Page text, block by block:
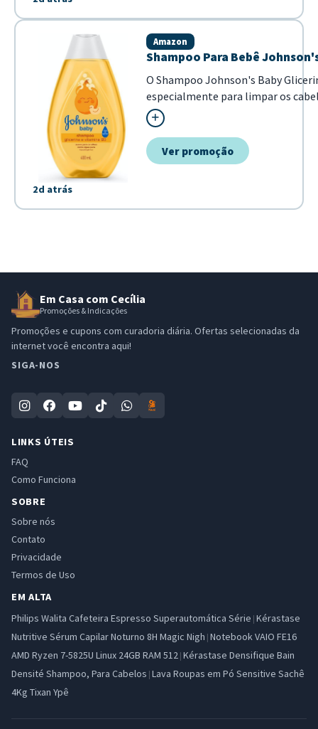
2d atrás
Shampoo Para Bebê
Amazon
O Shampoo Johnson's Baby
especialmente para limpar os
bebe de forma delicada e segura.
de Lagrimas, o produto e tao
garantindo um banho li...
Ver promoção
Em Casa com Cecília
Promoções & Indicações
Promoções e cupons com curadoria diária. Ofertas selecionadas da
internet você encontra aqui!
SIGA-NOS
LINKS ÚTEIS
FAQ
Como Funciona
SOBRE
Sobre nós
Contato
Privacidade
Termos de Uso
EM ALTA
Philips Walita Cafeteira Espresso Superautomática Série | Kérastase
Nutritive Sérum Capilar Noturno 8H Magic Nigh | Notebook VAIO FE16
AMD Ryzen 7-5825U Linux 24GB RAM 512 | Kérastase Densifique Bain
Densité Shampoo, Para Cabelos | Lava Roupas em Pó Sensitive Sachê
4Kg Tixan Ypê